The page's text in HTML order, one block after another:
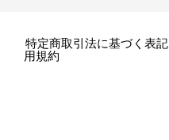
特定商取引法に基づく表記
用規約